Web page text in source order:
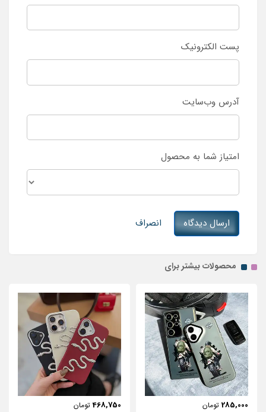
پست الکترونیک
آدرس وب‌سایت
امتیاز شما به محصول
ارسال دیدگاه انصراف
محصولات بیشتر برای
468,750
443,750